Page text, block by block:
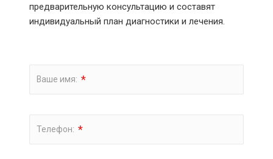
предварительную консультацию и составят
индивидуальный план диагностики и лечения.
Ваше имя: *
Телефон: *